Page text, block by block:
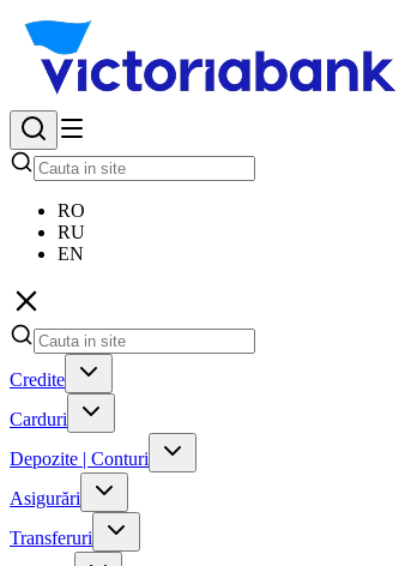
RO
RU
EN
Credite
Carduri
Depozite | Conturi
Asigurări
Transferuri